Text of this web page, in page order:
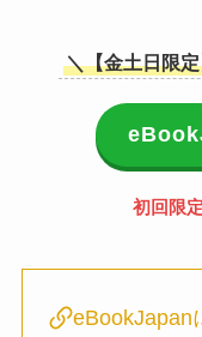
＼【金土日限
初回限
eBookJapan